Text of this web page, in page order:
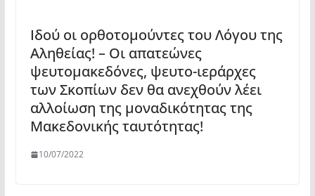
Ιδού οι ορθοτομούντες του Λόγου της
Αληθείας! – Οι απατεώνες
ψευτομακεδόνες, ψευτο-ιεράρχες
των Σκοπίων δεν θα ανεχθούν λέει
αλλοίωση της μοναδικότητας της
Μακεδονικής ταυτότητας!
10/07/2022